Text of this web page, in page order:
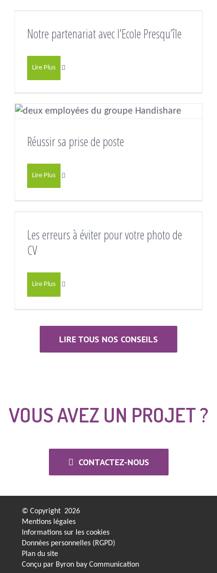
Notre partenariat avec l’Ecole Presqu’île
Lire Plus
Réussir sa prise de poste
Lire Plus
Les erreurs à éviter pour votre photo de
CV
Lire Plus
LIRE TOUS NOS CONSEILS
VOUS AVEZ UN PROJET ?
CONTACTEZ-NOUS
© Copyright 2026
Mentions légales
Informations sur les cookies
Données personnelles (RGPD)
Plan du site
Conçu par Byron bay Communication